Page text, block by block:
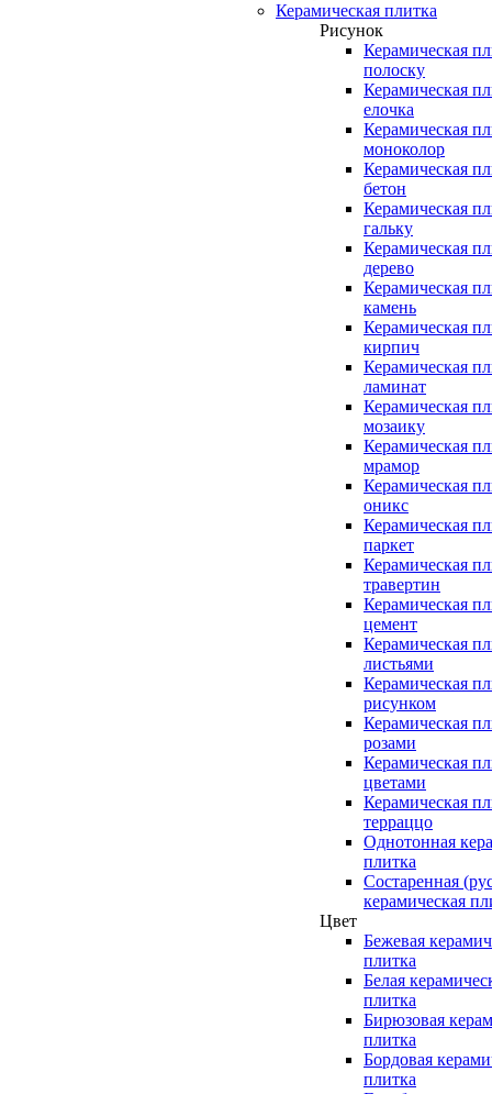
Керамическая плитка
Рисунок
Керамическая
полоску
Керамическая
елочка
Керамическая
моноколор
Керамическая
бетон
Керамическая
гальку
Керамическая
дерево
Керамическая
камень
Керамическая
кирпич
Керамическая
ламинат
Керамическая
мозаику
Керамическая
мрамор
Керамическая
оникс
Керамическая
паркет
Керамическая
травертин
Керамическая
цемент
Керамическая
листьями
Керамическая
рисунком
Керамическая
розами
Керамическая
цветами
Керамическая
терраццо
Однотонная
плитка
Состаренная
керамическая
Цвет
Бежевая
плитка
Белая
плитка
Бирюзовая
плитка
Бордовая
плитка